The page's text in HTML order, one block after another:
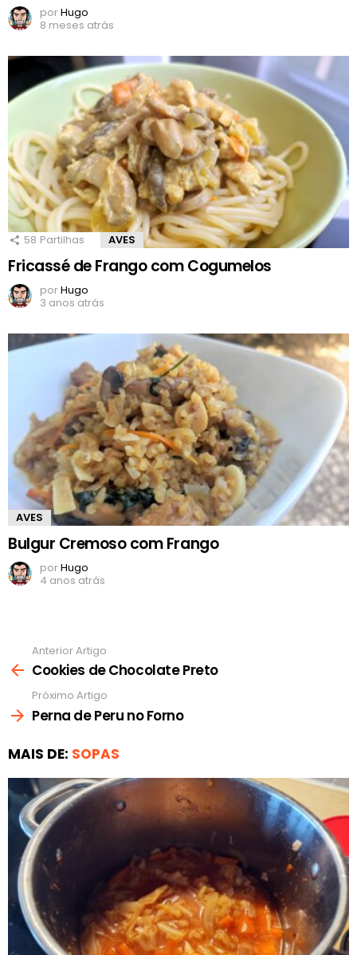
porHugo
8 meses atrás
58 Partilhas AVES
Fricassé de Frango com Cogumelos
porHugo
3 anos atrás
AVES
Bulgur Cremoso com Frango
porHugo
4 anos atrás
mais
Anterior Artigo
Cookies de Chocolate Preto
Próximo Artigo
Perna de Peru no Forno
MAIS DE: SOPAS